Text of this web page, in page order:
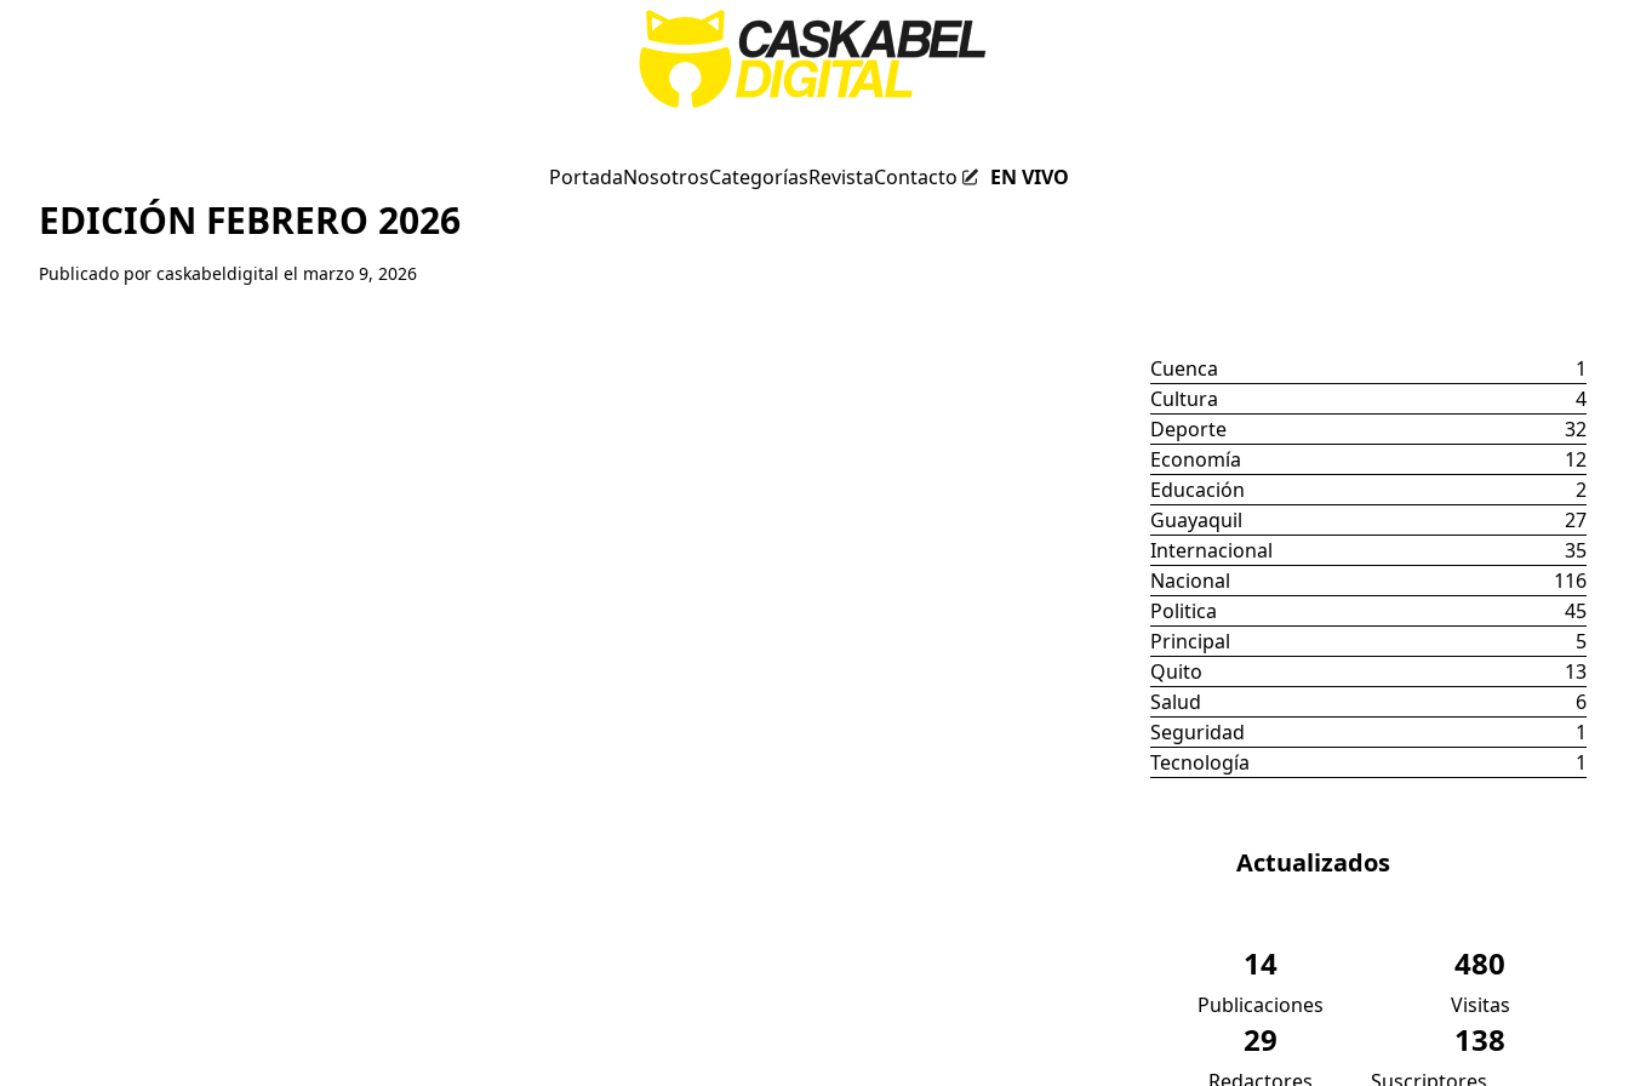
PortadaNosotrosCategoríasRevistaContacto EN VIVO
EDICIÓN FEBRERO 2026
Publicado por caskabeldigital el marzo 9, 2026
Cuenca
1
Cultura
4
Deporte
32
Economía
12
Educación
2
Guayaquil
27
Internacional
35
Nacional
116
Politica
45
Principal
5
Quito
13
Salud
6
Seguridad
1
Tecnología
1
Actualizados
14
Publicaciones
480
Visitas
29 138